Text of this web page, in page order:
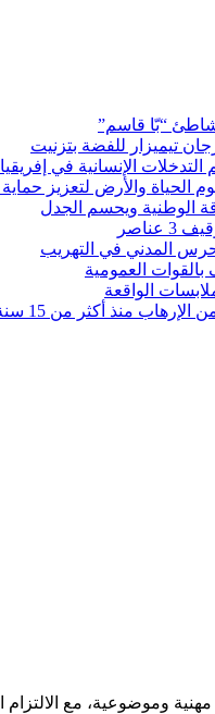
“بّا قاسم”
تيميزار للفضة بتزنيت
والأرض لتعزيز حماية
الوطنية ويحسم الجدل
المدني في التهريب
العمومية
الواقعة
منذ أكثر من 15 سنة
وموضوعية، مع